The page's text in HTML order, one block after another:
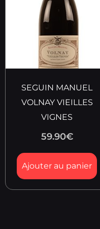
SEGUIN MANUEL
VOLNAY VIEILLES
VIGNES
59.90€
Ajouter au panier